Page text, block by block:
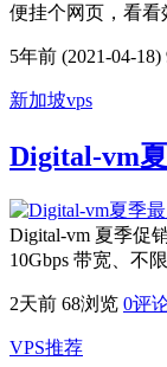
便挂个网页，看
5年前 (2021-04-18)
新加坡vps
Digital-vm
Digital-vm 夏季促
10Gbps 带宽、不
2天前 68浏览 0评
VPS推荐